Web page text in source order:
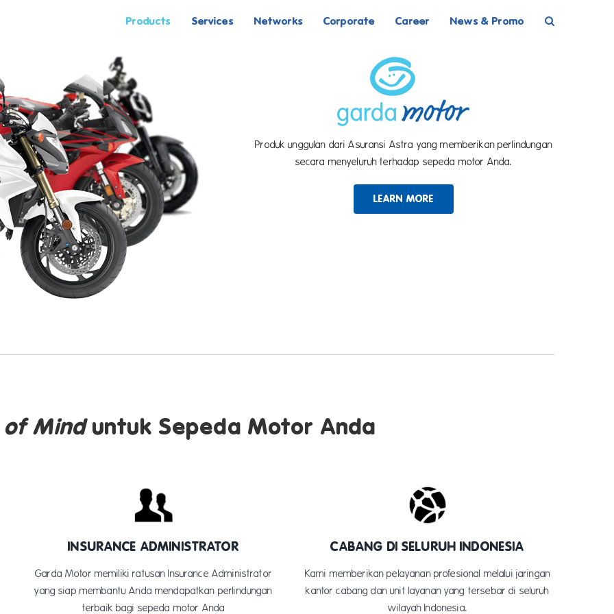
Products Services Networks Corporate Career News & Promo
Produk unggulan dari Asuransi Astra yang memberikan perlindungan
secara menyeluruh terhadap sepeda motor Anda.
LEARN MORE
Minduntuk Sepeda Motor Anda
INSURANCE ADMINISTRATOR
Garda Motor memiliki ratusan Insurance Administrator
yang siap membantu Anda mendapatkan perlindungan
terbaik bagi sepeda motor Anda
CABANG DI SELURUH INDONESIA
Kami memberikan pelayanan profesional melalui jaringan
kantor cabang dan unit layanan yang tersebar di seluruh
wilayah Indonesia.